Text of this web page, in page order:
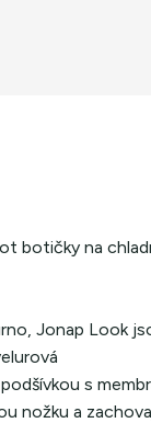
botičky na
Jonap Look
s
nožku a